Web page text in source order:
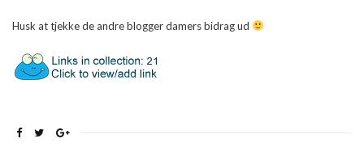
Husk at tjekke de andre blogger damers bidrag ud